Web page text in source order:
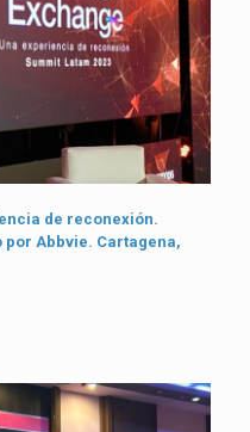
de reconexión.
por Abbvie. Cartagena,